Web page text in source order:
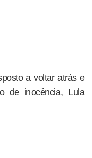
a voltar atrás e
de inocência, Lula